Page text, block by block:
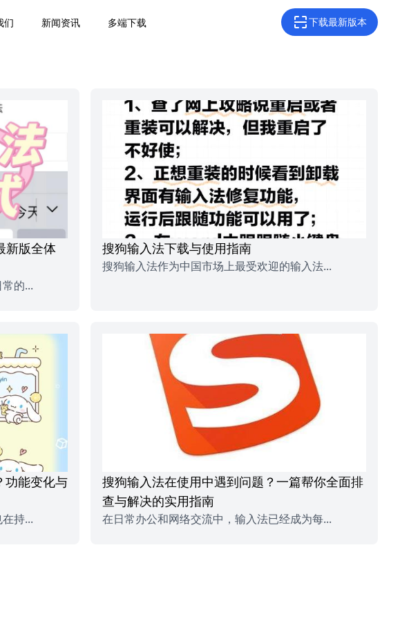
们 新闻资讯 多端下载 下载最新版本
新版全体
的...
搜狗输入法下载与使用指南
搜狗输入法作为中国市场上最受欢迎的输入法...
功能变化与
持...
搜狗输入法在使用中遇到问题？一篇帮你全面排
查与解决的实用指南
在日常办公和网络交流中，输入法已经成为每...